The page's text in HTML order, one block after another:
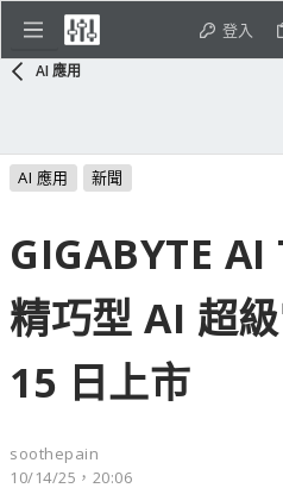
登入
AI 應用
AI 應用 新聞
GIGABYTE
精巧型 AI 超
15 日上市
soothepain
10/14/25，20:06